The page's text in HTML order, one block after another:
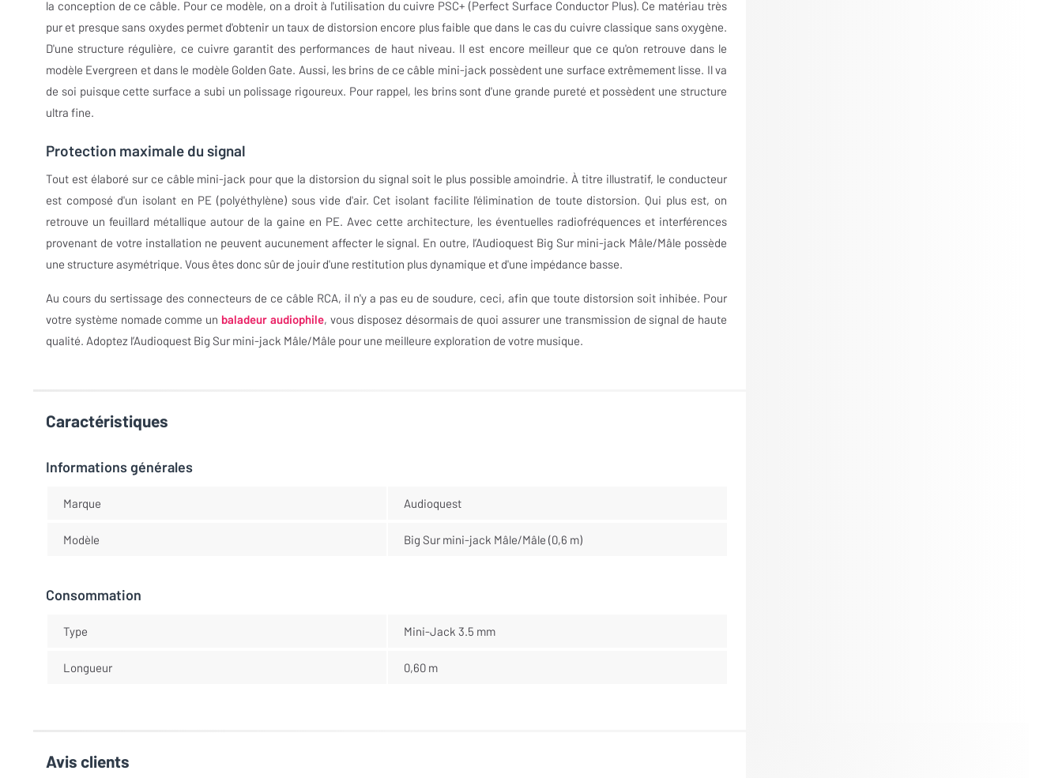
la conception de ce câble. Pour ce modèle, on a droit à l'utilisation du cuivre PSC+ (Perfect Surface Conductor Plus). Ce matériau très
pur et presque sans oxydes permet d'obtenir un taux de distorsion encore plus faible que dans le cas du cuivre classique sans oxygène.
D'une structure régulière, ce cuivre garantit des performances de haut niveau. Il est encore meilleur que ce qu'on retrouve dans le
modèle Evergreen et dans le modèle Golden Gate. Aussi, les brins de ce câble mini-jack possèdent une surface extrêmement lisse. Il va
de soi puisque cette surface a subi un polissage rigoureux. Pour rappel, les brins sont d'une grande pureté et possèdent une structure
ultra fine.
Protection maximale du signal
Tout est élaboré sur ce câble mini-jack pour que la distorsion du signal soit le plus possible amoindrie. À titre illustratif, le conducteur
est composé d'un isolant en PE (polyéthylène) sous vide d'air. Cet isolant facilite l'élimination de toute distorsion. Qui plus est, on
retrouve un feuillard métallique autour de la gaine en PE. Avec cette architecture, les éventuelles radiofréquences et interférences
provenant de votre installation ne peuvent aucunement affecter le signal. En outre, l’Audioquest Big Sur mini-jack Mâle/Mâle possède
une structure asymétrique. Vous êtes donc sûr de jouir d'une restitution plus dynamique et d'une impédance basse.
Au cours du sertissage des connecteurs de ce câble RCA, il n'y a pas eu de soudure, ceci, afin que toute distorsion soit inhibée. Pour
votre système nomade comme un baladeur audiophile, vous disposez désormais de quoi assurer une transmission de signal de haute
qualité. Adoptez l’Audioquest Big Sur mini-jack Mâle/Mâle pour une meilleure exploration de votre musique.
Caractéristiques
Informations générales
Marque Audioquest
Modèle Big Sur mini-jack Mâle/Mâle (0,6 m)
Consommation
Type Mini-Jack 3.5 mm
Longueur 0,60 m
Avis clients